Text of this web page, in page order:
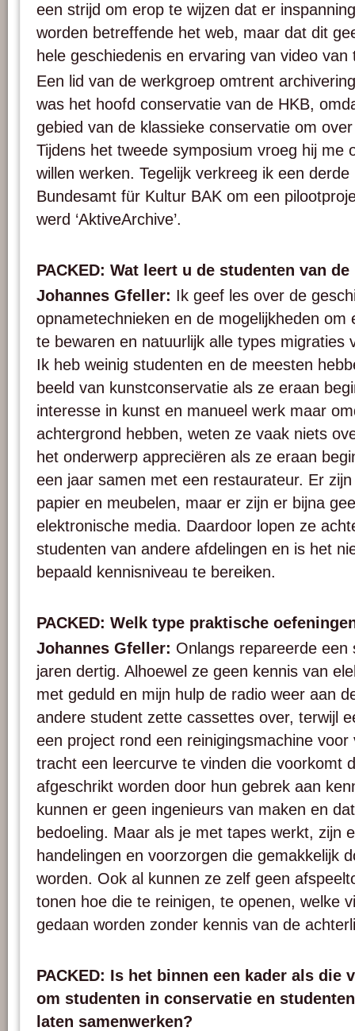
een strijd om erop te wijzen dat er
worden betreffende het web, maar dat dit
hele geschiedenis en ervaring van video
Een lid van de werkgroep omtrent
was het hoofd conservatie van de HKB,
gebied van de klassieke conservatie om
Tijdens het tweede symposium vroeg hij me
willen werken. Tegelijk verkreeg ik een
Bundesamt für Kultur BAK om een
werd ‘AktiveArchive’.
PACKED: Wat leert u de studenten van de
Johannes Gfeller: Ik geef les over de
opnametechnieken en de mogelijkheden om
te bewaren en natuurlijk alle types migraties
Ik heb weinig studenten en de meesten
beeld van kunstconservatie als ze eraan
interesse in kunst en manueel werk maar
achtergrond hebben, weten ze vaak niets
het onderwerp appreciëren als ze eraan
een jaar samen met een restaurateur. Er
papier en meubelen, maar er zijn er bijna
elektronische media. Daardoor lopen ze
studenten van andere afdelingen en is het
bepaald kennisniveau te bereiken.
PACKED: Welk type praktische
Johannes Gfeller: Onlangs repareerde
jaren dertig. Alhoewel ze geen kennis van
met geduld en mijn hulp de radio weer aan
andere student zette cassettes over, terwijl
een project rond een reinigingsmachine
tracht een leercurve te vinden die voorkomt
afgeschrikt worden door hun gebrek aan
kunnen er geen ingenieurs van maken en
bedoeling. Maar als je met tapes werkt, zijn
handelingen en voorzorgen die gemakkelijk
worden. Ook al kunnen ze zelf geen
tonen hoe die te reinigen, te openen, welke
gedaan worden zonder kennis van de
PACKED: Is het binnen een kader als die
om studenten in conservatie en
laten samenwerken?